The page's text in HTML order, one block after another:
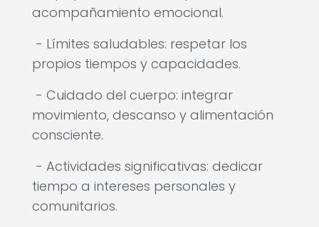
acompañamiento emocional.
- Límites saludables: respetar los
propios tiempos y capacidades.
- Cuidado del cuerpo: integrar
movimiento, descanso y alimentación
consciente.
- Actividades significativas: dedicar
tiempo a intereses personales y
comunitarios.